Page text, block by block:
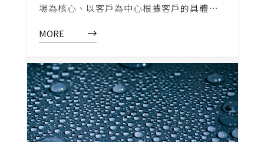
場為核心、以客戶為中心根據客戶的具體需
務，訓練有素的工程人員負責對施工中的產
導，杜絕各種耐酸鹼塗料塗裝跑優，及時處
理各種問題
MORE